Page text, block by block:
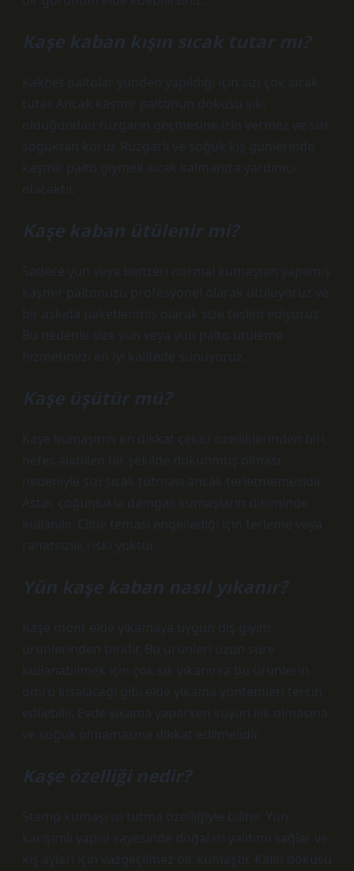
Kaşe kaban kışın sıcak tutar mı?
Kakhet paltolar yünden yapıldığı için sizi çok sıcak
tutar. Ancak kaşmir paltonun dokusu sıkı
olduğundan rüzgarın geçmesine izin vermez ve sizi
soğuktan korur. Rüzgarlı ve soğuk kış günlerinde
kaşmir palto giymek sıcak kalmanıza yardımcı
olacaktır.
Kaşe kaban ütülenir mi?
Sadece yün veya benzeri normal kumaştan yapılmış
kaşmir paltonuzu profesyonel olarak ütülüyoruz ve
bir askıda paketlenmiş olarak size teslim ediyoruz.
Bu nedenle size yün veya yün palto ütüleme
hizmetimizi en iyi kalitede sunuyoruz.
Kaşe üşütür mü?
Kaşe kumaşının en dikkat çekici özelliklerinden biri,
nefes alabilen bir şekilde dokunmuş olması
nedeniyle sizi sıcak tutması ancak terletmemesidir.
Astar, çoğunlukla damgalı kumaşların dikiminde
kullanılır. Ciltle teması engellediği için terleme veya
rahatsızlık riski yoktur.
Yün kaşe kaban nasıl yıkanır?
Kaşe mont elde yıkamaya uygun dış giyim
ürünlerinden biridir. Bu ürünleri uzun süre
kullanabilmek için çok sık yıkanırsa bu ürünlerin
ömrü kısalacağı gibi elde yıkama yöntemleri tercih
edilebilir. Evde yıkama yaparken suyun ılık olmasına
ve soğuk olmamasına dikkat edilmelidir.
Kaşe özelliği nedir?
Stamp kumaşı ısı tutma özelliğiyle bilinir. Yün
karışımlı yapısı sayesinde doğal ısı yalıtımı sağlar ve
kış ayları için vazgeçilmez bir kumaştır. Kalın dokusu